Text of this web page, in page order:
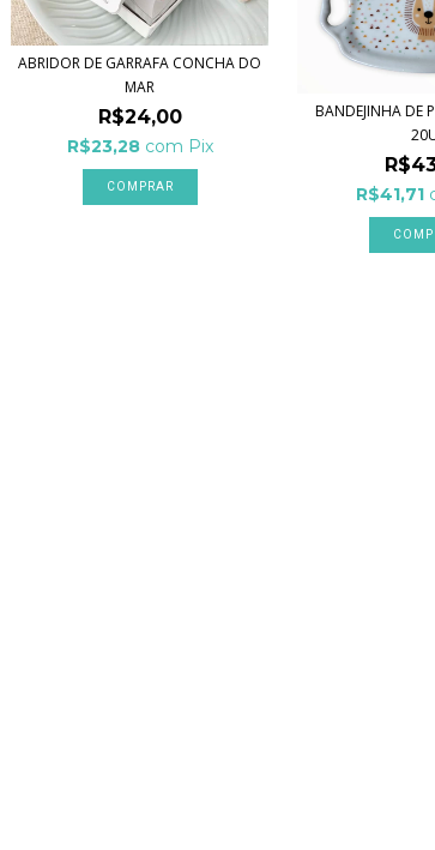
ABRIDOR DE GARRAFA CONCHA DO
MAR
R$24,00
R$23,28 com Pix
BANDEJINHA DE
R$41,71